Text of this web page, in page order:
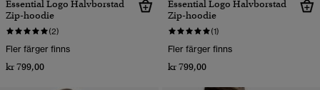
Essential Logo Halvborstad
Zip-hoodie
(2)
Fler färger finns
kr 799,00
Essential Logo Halvborstad
Zip-hoodie
(1)
Fler färger finns
kr 799,00